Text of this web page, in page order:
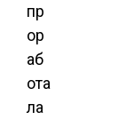
пр
ор
аб
ота
ла